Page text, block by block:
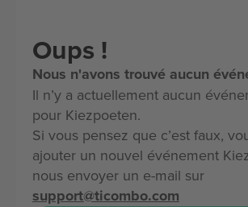
Oups !
Nous n'avons trouvé aucun
Il n’y a actuellement aucun
pour Kiezpoeten.
Si vous pensez que c’est faux,
ajouter un nouvel événement
nous envoyer un e-mail sur
support@ticombo.com